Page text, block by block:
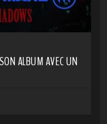
ALBUM AVEC UN